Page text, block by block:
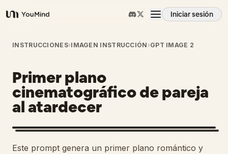
YouMind
Iniciar sesión
Resumen
Casos de uso
Habilidades
Prompts
INSTRUCCIONES›IMAGEN INSTRUCCIÓN ›GPT IMAGE 2
Primer plano
cinematográfico de pareja
al atardecer
Este prompt genera un primer plano romántico y